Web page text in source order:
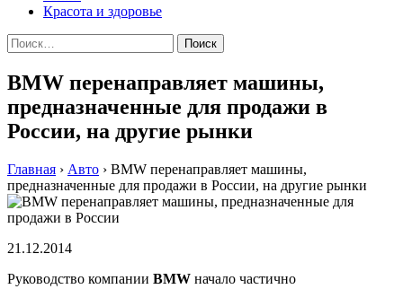
Красота и здоровье
Найти:
BMW перенаправляет машины,
предназначенные для продажи в
России, на другие рынки
Главная › Авто › BMW перенаправляет машины,
предназначенные для продажи в России, на другие рынки
21.12.2014
Руководство компании BMW начало частично